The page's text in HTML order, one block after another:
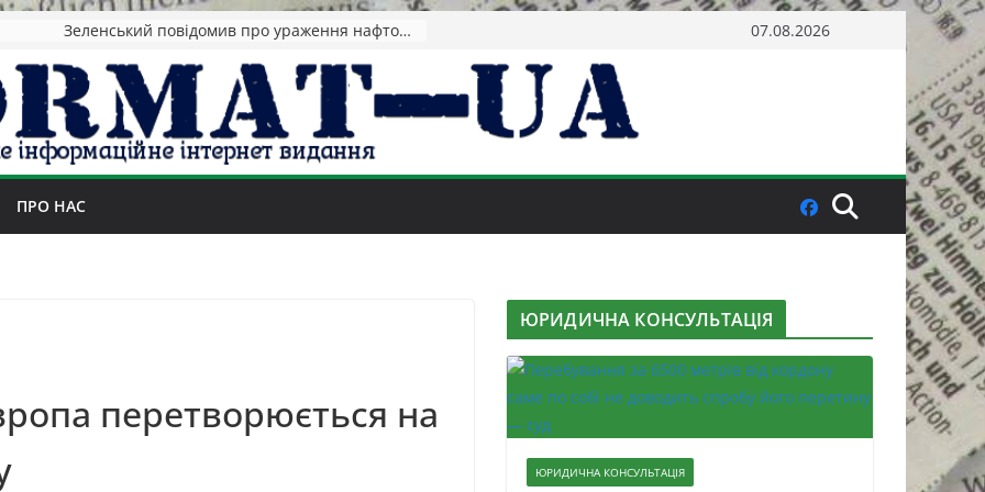
Зеленський повідомив про ураження нафтозаводів РФ за понад 1300 км від фронту 07.08.2026
ПРО НАС
перетворюється на
ЮРИДИЧНА КОНСУЛЬТАЦІЯ
ЮРИДИЧНА КОНСУЛЬТАЦІЯ